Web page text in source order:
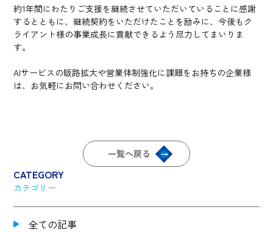
CATEGORY
カテゴリー
全ての記事
約1年間にわたりご支援を継続させていただいていることに感謝
するとともに、継続契約をいただけたことを励みに、今後もク
ライアント様の事業成長に貢献できるよう尽力してまいりま
す。
AIサービスの販路拡大や営業体制強化に課題をお持ちの企業様
は、お気軽にお問い合わせください。
一覧へ戻る